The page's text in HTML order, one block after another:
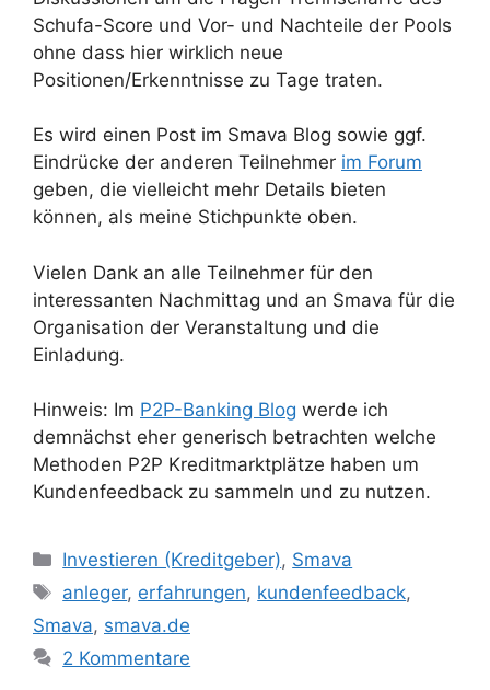
Schufa-Score und Vor- und Nachteile der Pools
ohne dass hier wirklich neue
Positionen/Erkenntnisse zu Tage traten.
Es wird einen Post im Smava Blog sowie ggf.
Eindrücke der anderen Teilnehmer im Forum
geben, die vielleicht mehr Details bieten
können, als meine Stichpunkte oben.
Vielen Dank an alle Teilnehmer für den
interessanten Nachmittag und an Smava für die
Organisation der Veranstaltung und die
Einladung.
Hinweis: Im P2P-Banking Blog werde ich
demnächst eher generisch betrachten welche
Methoden P2P Kreditmarktplätze haben um
Kundenfeedback zu sammeln und zu nutzen.
Kategorien
Investieren (Kreditgeber), Smava
Schlagwörter
anleger, erfahrungen, kundenfeedback,
Smava, smava.de
2 Kommentare